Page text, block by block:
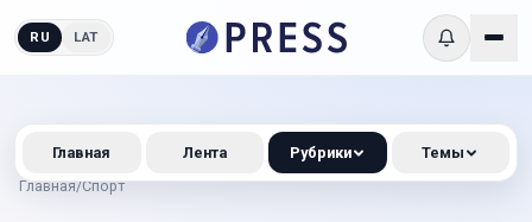
RU LAT
Главная/Спорт
Главная Лента Рубрики Темы